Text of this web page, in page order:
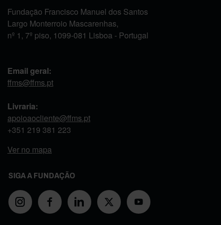
Fundação Francisco Manuel dos Santos
Largo Monterroio Mascarenhas,
nº 1, 7º piso, 1099-081 Lisboa - Portugal
Email geral:
ffms@ffms.pt
Livraria:
apoioaocliente@ffms.pt
+351 219 381 223
Ver no mapa
SIGA A FUNDAÇÃO